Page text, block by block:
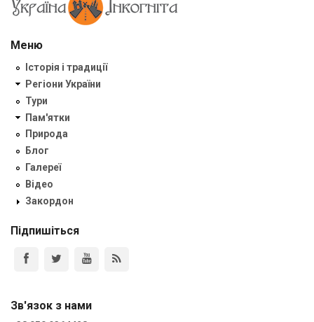
Меню
Історія і традиції
Регіони України
Тури
Пам'ятки
Природа
Блог
Галереї
Відео
Закордон
Підпишіться
Зв'язок з нами